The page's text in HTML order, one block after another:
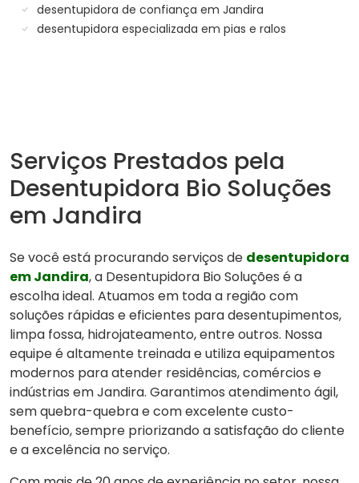
desentupidora de confiança em Jandira
desentupidora especializada em pias e ralos
Serviços Prestados pela
Desentupidora Bio Soluções
em Jandira
Se você está procurando serviços de desentupidora
em Jandira, a Desentupidora Bio Soluções é a
escolha ideal. Atuamos em toda a região com
soluções rápidas e eficientes para desentupimentos,
limpa fossa, hidrojateamento, entre outros. Nossa
equipe é altamente treinada e utiliza equipamentos
modernos para atender residências, comércios e
indústrias em Jandira. Garantimos atendimento ágil,
sem quebra-quebra e com excelente custo-
benefício, sempre priorizando a satisfação do cliente
e a excelência no serviço.